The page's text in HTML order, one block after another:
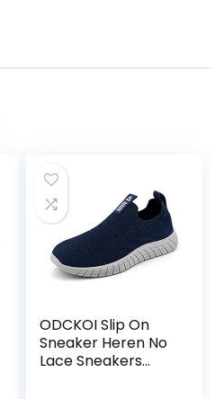
ODCKOI Slip On
Sneaker Heren No
Lace Sneakers